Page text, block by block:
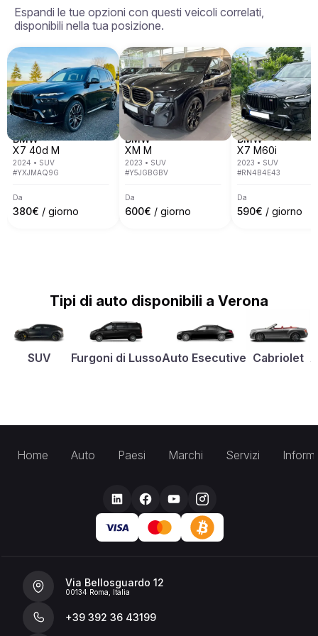
Francia, Svizzera, Germania, Austria e Monaco.
Copriamo la maggior parte delle principali città
europee come Roma, Milano, Nizza, Cannes, Saint
Tropez, Verona, Monaco, Venezia, Monte Carlo,
Barcellona e molte altre.
Espandi le tue opzioni con questi veicoli correlati,
disponibili nella tua posizione.
BMW
X7 40d M
2024 • SUV
#YXJMAQ9G
Da
380€ / giorno
BMW
XM M
2023 • SUV
#Y5JGBGBV
Da
600€ / giorno
BMW
X7 M60i
2023 • SUV
#RN4B4E43
Da
590€ / giorno
Tipi di auto disponibili a Verona
SUV Furgoni di LussoAuto Esecutive Cabriolet
Home Auto Paesi Marchi Servizi
Via Bellosguardo 12
00134 Roma, Italia
+39 392 36 43199